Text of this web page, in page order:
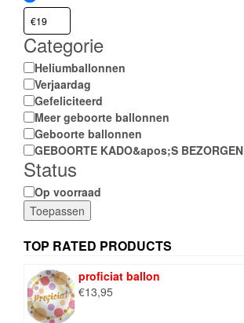
Categorie
Categorie
Heliumballonnen
Verjaardag
Gefeliciteerd
Meer geboorte ballonnen
Geboorte ballonnen
GEBOORTE KADO&apos;S BEZORGEN
Status
Status
Op voorraad
Toepassen
TOP RATED PRODUCTS
proficiat ballon
€13,95